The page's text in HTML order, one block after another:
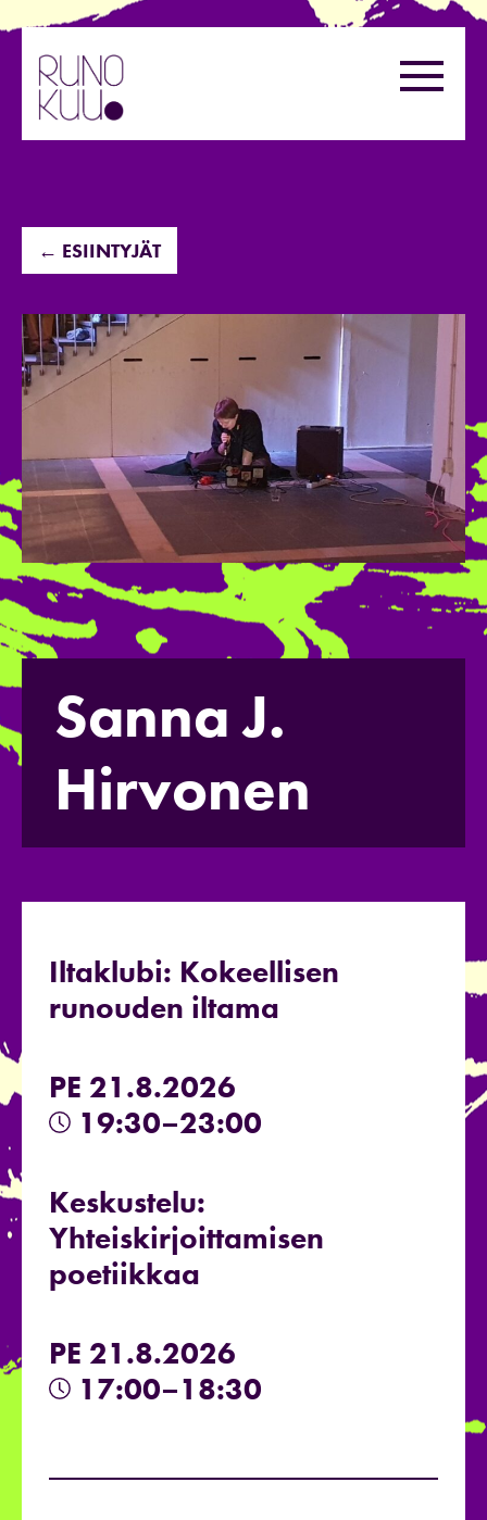
sisältöön
← ESIINTYJÄT
Sanna J.
Hirvonen
Iltaklubi: Kokeellisen
runouden iltama
PE 21.8.2026
19:30–23:00
Keskustelu:
Yhteiskirjoittamisen
poetiikkaa
PE 21.8.2026
17:00–18:30